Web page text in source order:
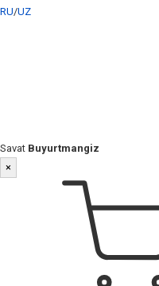
RU/UZ
Savat Buyurtmangiz
×